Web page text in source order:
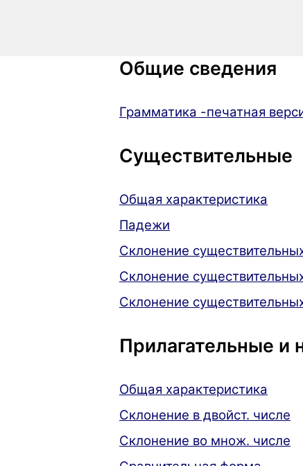
Общие сведения
Грамматика -печатная
Существительные
Общая характеристика
Падежи
Склонение
Склонение
Склонение
Прилагательные и
Общая характеристика
Склонение в двойст. числе
Склонение во множ. числе